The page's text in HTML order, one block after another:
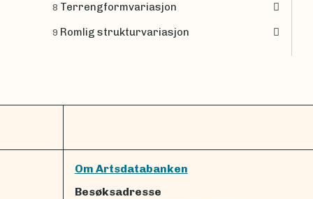
8 Terrengformvariasjon
9 Romlig strukturvariasjon
Om Artsdatabanken
Besøksadresse